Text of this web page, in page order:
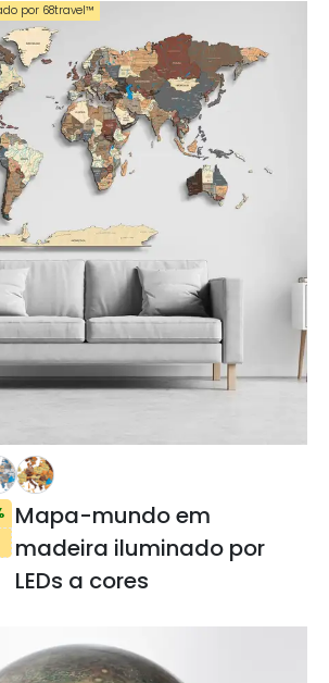
Mapa-mundo em
madeira iluminado por
LEDs a cores
por 68travel™️